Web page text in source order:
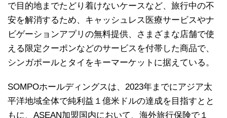
で目的地までたどり着けないケースなど、旅行中の不
安を解消するため、キャッシュレス医療サービスやナ
ビゲーションアプリの無料提供、さまざまな店舗で使
える限定クーポンなどのサービスを付帯した商品で、
シンガポールとタイをキーマーケットに据えている。
SOMPOホールディングスは、2023年までにアジア太
平洋地域全体で純利益１億米ドルの達成を目指すとと
もに、ASEAN加盟国内において、海外旅行保険で１